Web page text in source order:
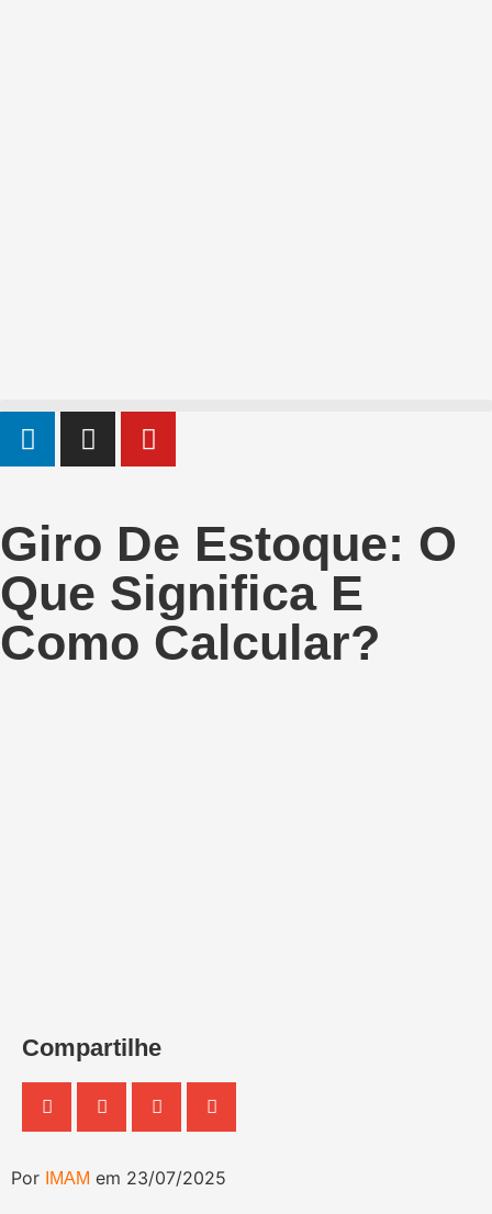
Giro De Estoque: O
Que Significa E
Como Calcular?
Compartilhe
Por IMAM em 23/07/2025